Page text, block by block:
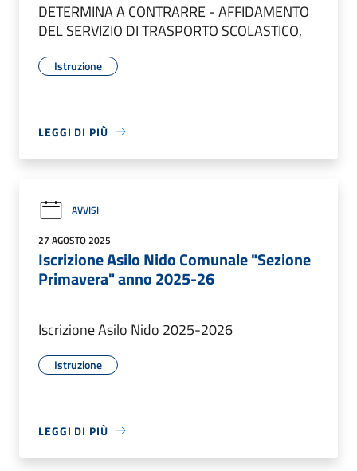
DETERMINA A CONTRARRE - AFFIDAMENTO
DEL SERVIZIO DI TRASPORTO SCOLASTICO,
Istruzione
LEGGI DI PIÙ
AVVISI
27 AGOSTO 2025
Iscrizione Asilo Nido Comunale "Sezione
Primavera" anno 2025-26
Iscrizione Asilo Nido 2025-2026
Istruzione
LEGGI DI PIÙ